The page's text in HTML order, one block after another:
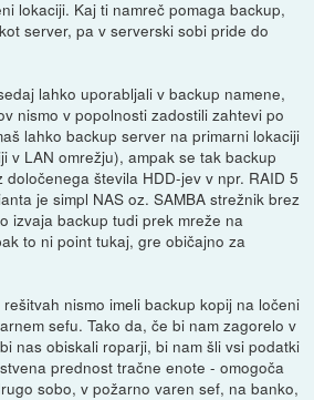
lokaciji. Kaj ti namreč pomaga backup,
server, pa v serverski sobi pride do
lahko uporabljali v backup namene,
nismo v popolnosti zadostili zahtevi po
lahko backup server na primarni lokaciji
v LAN omrežju), ampak se tak backup
števila HDD-jev v npr. RAID 5
je simpl NAS oz. SAMBA strežnik brez
izvaja backup tudi prek mreže na
to ni point tukaj, gre običajno za
nismo imeli backup kopij na ločeni
sefu. Tako da, če bi nam zagorelo v
nas obiskali roparji, bi nam šli vsi podatki
prednost tračne enote - omogoča
sobo, v požarno varen sef, na banko,